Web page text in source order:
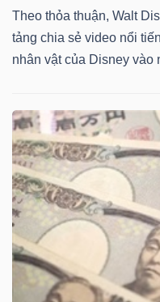
Theo thỏa thuận, Walt
tảng chia sẻ video nổi
nhân vật của Disney vào